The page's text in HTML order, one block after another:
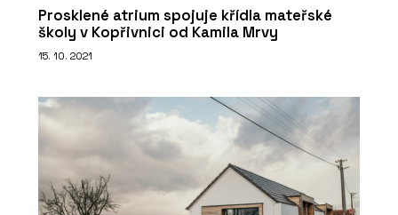
Prosklené atrium spojuje křídla mateřské
školy v Kopřivnici od Kamila Mrvy
15. 10. 2021